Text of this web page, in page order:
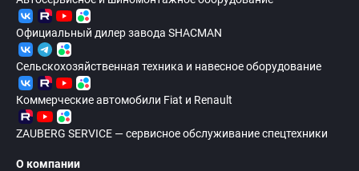
Официальный дилер завода SHACMAN
Сельскохозяйственная техника и навесное оборудование
Коммерческие автомобили Fiat и Renault
ZAUBERG SERVICE — сервисное обслуживание спецтехники
О компании